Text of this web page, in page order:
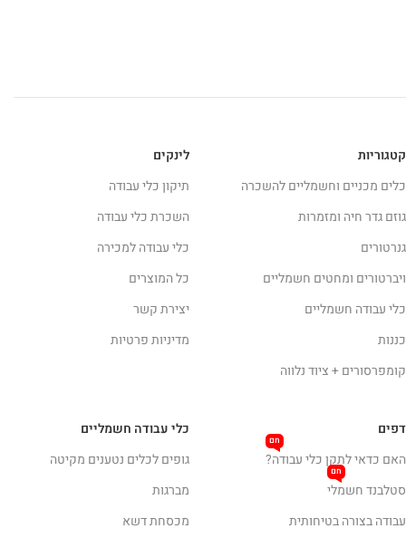
לינקים
תיקון כלי עבודה
השכרת כלי עבודה
כלי עבודה למכירה
כל המוצרים
יצירת קשר
מדיניות פרטיות
קטגוריות
כלים מכניים וחשמליים להשכרה
גוזם גדר חיה ומזמרות
גנרטורים
ויברטורים ומחטים חשמליים
כלי עבודה חשמליים
כננות
קומפרסורים + ציוד נלווה
כלי עבודה חשמליים
גופים לכלים נטענים מקיטה
מברגות
מכסחת דשא
דפים
האם כדאי לתקן כלי עבודה?
חם
סטלבנד חשמלי
חם
עבודה בצורה בטיחותית